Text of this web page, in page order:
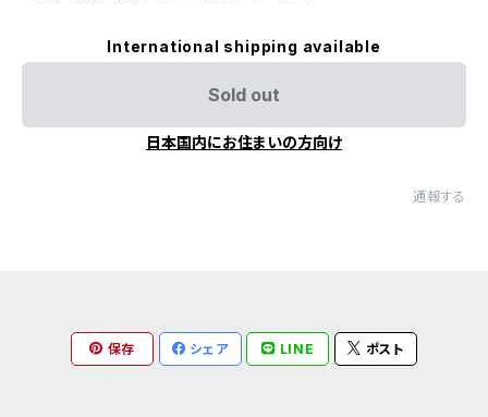
International shipping available
Sold out
日本国内にお住まいの方向け
通報する
保存 シェア LINE ポスト